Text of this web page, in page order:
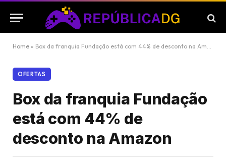
Home » Box da franquia Fundação está com 44% de desconto na Amazon
OFERTAS
Box da franquia Fundação
está com 44% de
desconto na Amazon